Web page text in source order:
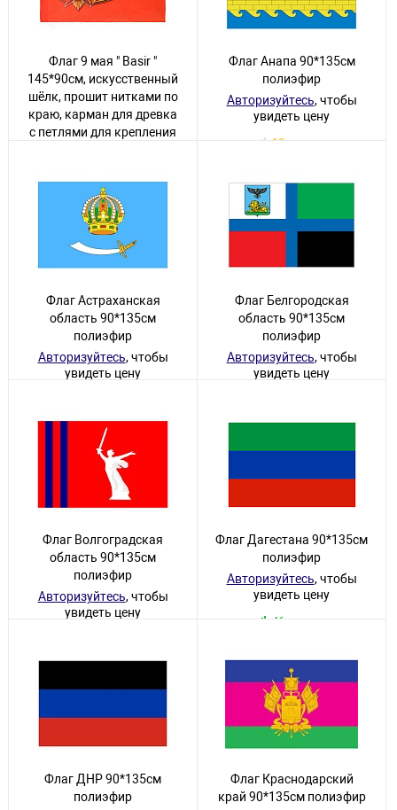
Флаг 9 мая " Basir "
145*90см, искусственный
шёлк, прошит нитками по
краю, карман для древка
с петлями для крепления
218 товаров
Флаг Анапа 90*135см
полиэфир
Авторизуйтесь, чтобы
увидеть цену
18 товаров
Флаг Астраханская
область 90*135см
полиэфир
Авторизуйтесь, чтобы
увидеть цену
Флаг Белгородская
область 90*135см
полиэфир
Авторизуйтесь, чтобы
увидеть цену
Флаг Волгоградская
область 90*135см
полиэфир
Авторизуйтесь, чтобы
увидеть цену
Флаг Дагестана 90*135см
полиэфир
Авторизуйтесь, чтобы
увидеть цену
46 товаров
Флаг ДНР 90*135см
полиэфир
Флаг Краснодарский
край 90*135см полиэфир